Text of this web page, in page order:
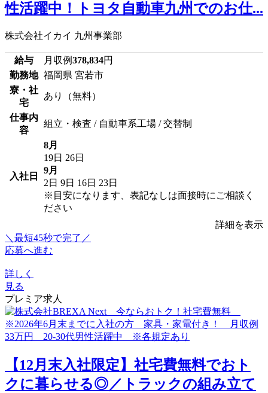
性活躍中！トヨタ自動車九州でのお仕...
株式会社イカイ 九州事業部
給与 月収例378,834円
勤務地 福岡県 宮若市
寮・社
宅
あり（無料）
仕事内
容
組立・検査 / 自動車系工場 / 交替制
入社日
8月
19日 26日
9月
2日 9日 16日 23日
※目安になります、表記なしは面接時にご相談く
ださい
詳細を表示
＼最短45秒で完了／
応募へ進む
詳しく
見る
プレミア求人
【12月末入社限定】社宅費無料でおト
クに暮らせる◎／トラックの組み立て